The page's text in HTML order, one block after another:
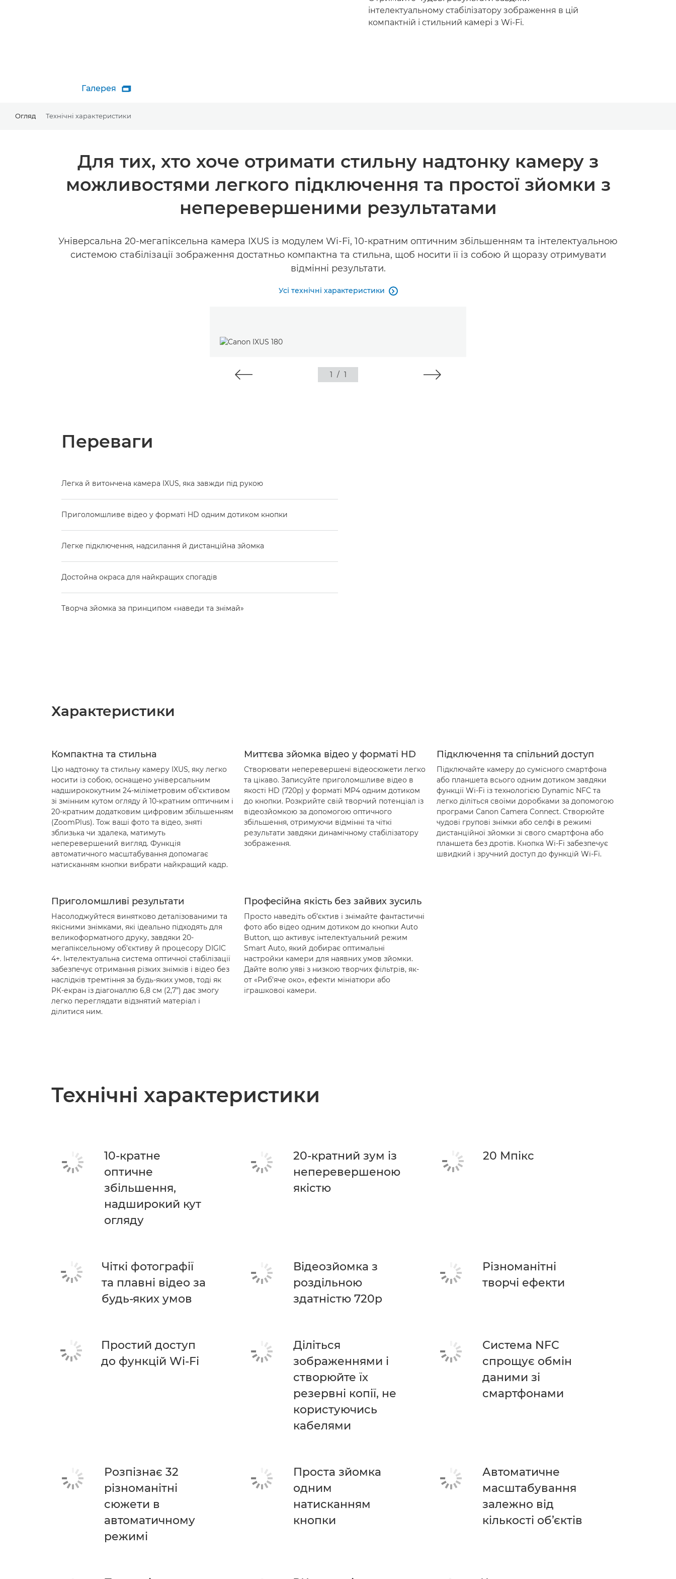
Галерея 
інтелектуальному стабілізатору зображення в цій
компактній і стильний камері з Wi-Fi.
Огляд Технічні характеристики
Для тих, хто хоче отримати стильну надтонку камеру з
можливостями легкого підключення та простої зйомки з
неперевершеними результатами
Універсальна 20-мегапіксельна камера IXUS із модулем Wi-Fi, 10-кратним оптичним збільшенням та інтелектуальною
системою стабілізації зображення достатньо компактна та стильна, щоб носити її із собою й щоразу отримувати
відмінні результати.
Усі технічні характеристики 
1 / 1
Переваги
Легка й витончена камера IXUS, яка завжди під рукою
Приголомшливе відео у форматі HD одним дотиком кнопки
Легке підключення, надсилання й дистанційна зйомка
Достойна окраса для найкращих спогадів
Творча зйомка за принципом «наведи та знімай»
Характеристики
Компактна та стильна
Цю надтонку та стильну камеру IXUS, яку легко
носити із собою, оснащено універсальним
надширококутним 24-міліметровим об’єктивом
зі змінним кутом огляду й 10-кратним оптичним і
20-кратним додатковим цифровим збільшенням
(ZoomPlus). Тож ваші фото та відео, зняті
зблизька чи здалека, матимуть
неперевершений вигляд. Функція
автоматичного масштабування допомагає
натисканням кнопки вибрати найкращий кадр.
Миттєва зйомка відео у форматі HD
Створювати неперевершені відеосюжети легко
та цікаво. Записуйте приголомшливе відео в
якості HD (720p) у форматі MP4 одним дотиком
до кнопки. Розкрийте свій творчий потенціал із
відеозйомкою за допомогою оптичного
збільшення, отримуючи відмінні та чіткі
результати завдяки динамічному стабілізатору
зображення.
Підключення та спільний доступ
Підключайте камеру до сумісного смартфона
або планшета всього одним дотиком завдяки
функції Wi-Fi із технологією Dynamic NFC та
легко діліться своїми доробками за допомогою
програми Canon Camera Connect. Створюйте
чудові групові знімки або селфі в режимі
дистанційної зйомки зі свого смартфона або
планшета без дротів. Кнопка Wi-Fi забезпечує
швидкий і зручний доступ до функцій Wi-Fi.
Приголомшливі результати
Насолоджуйтеся винятково деталізованими та
якісними знімками, які ідеально підходять для
великоформатного друку, завдяки 20-
мегапіксельному об’єктиву й процесору DIGIC
4+. Інтелектуальна система оптичної стабілізації
забезпечує отримання різких знімків і відео без
наслідків тремтіння за будь-яких умов, тоді як
РК-екран із діагоналлю 6,8 см (2,7”) дає змогу
легко переглядати відзнятий матеріал і
ділитися ним.
Професійна якість без зайвих зусиль
Просто наведіть об’єктив і знімайте фантастичні
фото або відео одним дотиком до кнопки Auto
Button, що активує інтелектуальний режим
Smart Auto, який добирає оптимальні
настройки камери для наявних умов зйомки.
Дайте волю уяві з низкою творчих фільтрів, як-
от «Риб’яче око», ефекти мініатюри або
іграшкової камери.
Технічні характеристики
10-кратне
оптичне
збільшення,
надширокий кут
огляду
20-кратний зум із
неперевершеною
якістю
20 Мпікс
Чіткі фотографії
та плавні відео за
будь-яких умов
Відеозйомка з
роздільною
здатністю 720p
Різноманітні
творчі ефекти
Простий доступ
до функцій Wi-Fi
Діліться
зображеннями і
створюйте їх
резервні копії, не
користуючись
кабелями
Система NFC
спрощує обмін
даними зі
смартфонами
Розпізнає 32
різноманітні
сюжети в
автоматичному
режимі
Проста зйомка
одним
натисканням
кнопки
Автоматичне
масштабування
залежно від
кількості об’єктів